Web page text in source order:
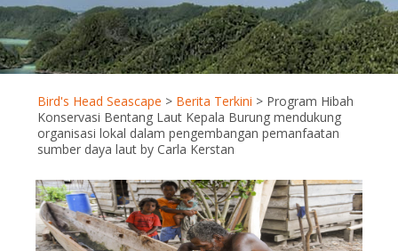
Bird's Head Seascape > Berita Terkini > Program Hibah
Konservasi Bentang Laut Kepala Burung mendukung
organisasi lokal dalam pengembangan pemanfaatan
sumber daya laut by Carla Kerstan